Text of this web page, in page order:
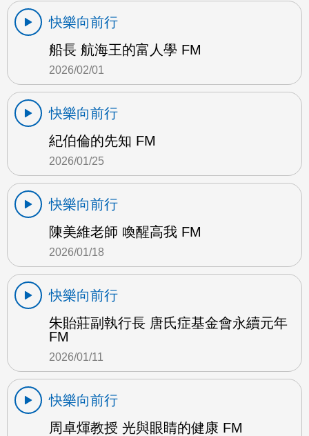
快樂向前行
船長 航海王的富人學 FM
2026/02/01
快樂向前行
紀伯倫的先知 FM
2026/01/25
快樂向前行
陳美維老師 喚醒高我 FM
2026/01/18
快樂向前行
朱貽莊副執行長 唐氏症基金會永續元年
FM
2026/01/11
快樂向前行
周卓煇教授 光與眼睛的健康 FM